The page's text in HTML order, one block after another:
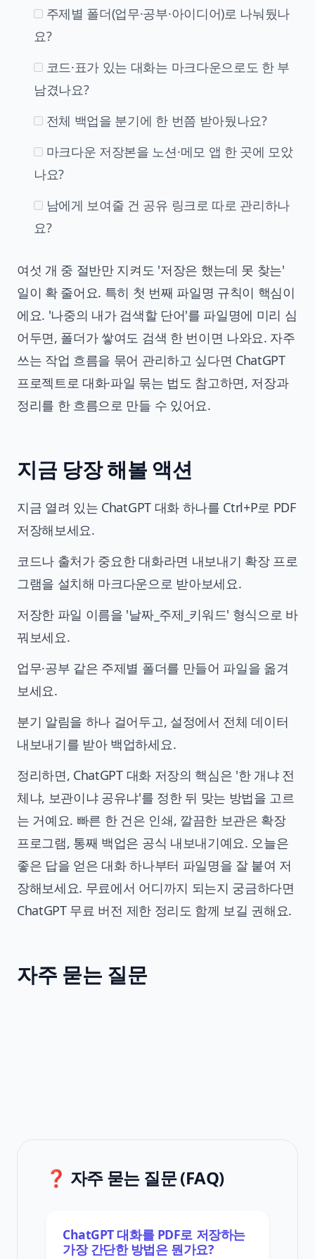
주제별 폴더(업무·공부·아이디어)로 나눠뒀나
요?
코드·표가 있는 대화는 마크다운으로도 한 부
남겼나요?
전체 백업을 분기에 한 번쯤 받아뒀나요?
마크다운 저장본을 노션·메모 앱 한 곳에 모았
나요?
남에게 보여줄 건 공유 링크로 따로 관리하나
요?
여섯 개 중 절반만 지켜도 '저장은 했는데 못 찾는'
일이 확 줄어요. 특히 첫 번째 파일명 규칙이 핵심이
에요. '나중의 내가 검색할 단어'를 파일명에 미리 심
어두면, 폴더가 쌓여도 검색 한 번이면 나와요. 자주
쓰는 작업 흐름을 묶어 관리하고 싶다면 ChatGPT
프로젝트로 대화·파일 묶는 법도 참고하면, 저장과
정리를 한 흐름으로 만들 수 있어요.
지금 당장 해볼 액션
지금 열려 있는 ChatGPT 대화 하나를 Ctrl+P로 PDF
저장해보세요.
코드나 출처가 중요한 대화라면 내보내기 확장 프로
그램을 설치해 마크다운으로 받아보세요.
저장한 파일 이름을 '날짜_주제_키워드' 형식으로 바
꿔보세요.
업무·공부 같은 주제별 폴더를 만들어 파일을 옮겨
보세요.
분기 알림을 하나 걸어두고, 설정에서 전체 데이터
내보내기를 받아 백업하세요.
정리하면, ChatGPT 대화 저장의 핵심은 '한 개냐 전
체냐, 보관이냐 공유냐'를 정한 뒤 맞는 방법을 고르
는 거예요. 빠른 한 건은 인쇄, 깔끔한 보관은 확장
프로그램, 통째 백업은 공식 내보내기예요. 오늘은
좋은 답을 얻은 대화 하나부터 파일명을 잘 붙여 저
장해보세요. 무료에서 어디까지 되는지 궁금하다면
ChatGPT 무료 버전 제한 정리도 함께 보길 권해요.
자주 묻는 질문
❓ 자주 묻는 질문 (FAQ)
ChatGPT 대화를 PDF로 저장하는
가장 간단한 방법은 뭔가요?